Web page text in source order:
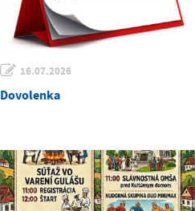
16.07.2026
Dovolenka